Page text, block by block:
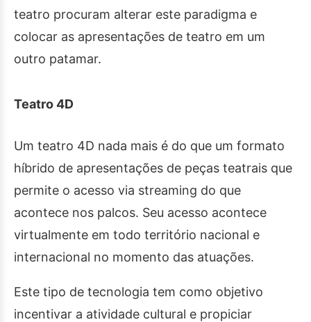
teatro procuram alterar este paradigma e
colocar as apresentações de teatro em um
outro patamar.
Teatro 4D
Um teatro 4D nada mais é do que um formato
híbrido de apresentações de peças teatrais que
permite o acesso via streaming do que
acontece nos palcos. Seu acesso acontece
virtualmente em todo território nacional e
internacional no momento das atuações.
Este tipo de tecnologia tem como objetivo
incentivar a atividade cultural e propiciar